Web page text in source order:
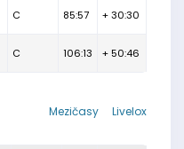
C 85:57 + 30:30
C 106:13 + 50:46
Livelox
Mezičasy